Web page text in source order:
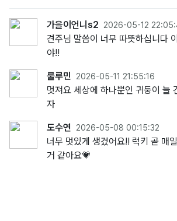
가을이언니s2 2026-05-12
견주님 말씀이 너무 따뜻하십니다
야!!
룰루민 2026-05-11 21:55:16
멋져요 세상에 하나뿐인 귀둥이 늘
자
도수연 2026-05-08 00:15:32
너무 멋있게 생겼어요!! 럭키 곧 매
거 같아요💗